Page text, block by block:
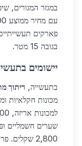
במגזר המגורים,
פארקים
בגובה 15 מטר.
יישומים
בתעשייה, ריתוך
מכונות חקלאיות
2,800